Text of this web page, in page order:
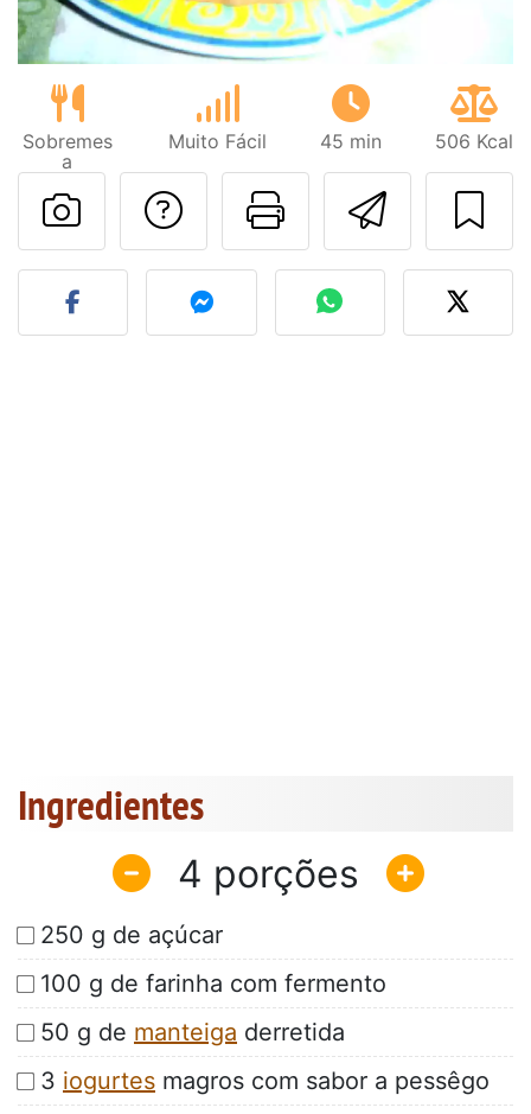
Sobremes
a
Muito Fácil 45 min 506 Kcal
Imprima
Falar com o autor
Fez esta receita?
Ingredientes
4
250 g de açúcar
100 g de farinha com fermento
50 g de manteiga derretida
3 iogurtes magros com sabor a pessêgo